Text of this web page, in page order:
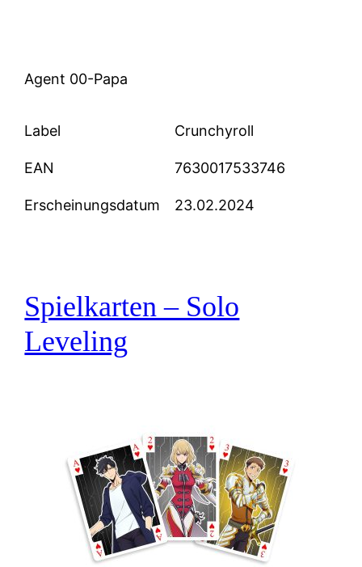
Agent 00-Papa
Label Crunchyroll
EAN 7630017533746
Erscheinungsdatum 23.02.2024
Spielkarten – Solo
Leveling